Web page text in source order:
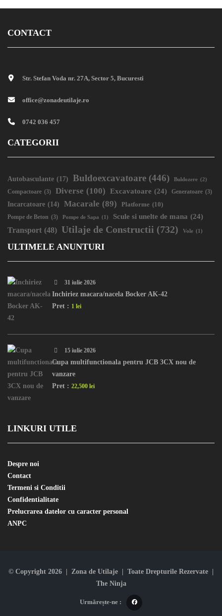
CONTACT
Str. Stefan Voda nr. 27A, Sector 5, Bucuresti
office@zonadeutilaje.ro
0742 036 457
CATEGORII
Autobasculante (17) Buldoexcavatoare (446) Buldozere (2)
Compactoare (3) Diverse (100) Excavatoare (24) Generatoare (3)
Incarcatoare (14) Macarale (89) Platforme (10)
Pompe de Beton (3) Pompe de Sapa (1) Scule si unelte de mana (24)
Transport (48) Utilaje de Constructii (732) Vole (1)
ULTIMELE ANUNTURI
31 iulie 2026
Inchiriez macara/nacela Bocker AK-42
Pret : 1 lei
15 iulie 2026
Cupa multifunctionala pentru JCB 3CX nou de
vanzare
Pret : 22,500 lei
LINKURI UTILE
Despre noi
Contact
Termeni si Conditii
Confidentialitate
Prelucrarea datelor cu caracter personal
ANPC
© Copyright 2026 | Zona de Utilaje | Toate Drepturile Rezervate |
The Ninja
Urmărește-ne :